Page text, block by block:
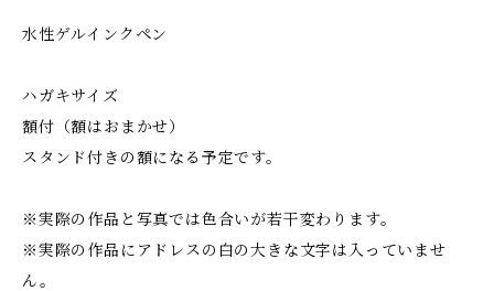
水性ゲルインクペン
ハガキサイズ
額付（額はおまかせ）
スタンド付きの額になる予定です。
※実際の作品と写真では色合いが若干変わります。
※実際の作品にアドレスの白の大きな文字は入っていませ
ん。